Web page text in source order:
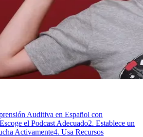
Auditiva en Español con
el Podcast Adecuado2. Establece un
Activamente4. Usa Recursos